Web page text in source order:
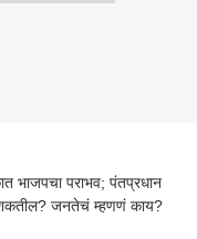
भाजपचा पराभव; पंतप्रधान
जनतेचं म्हणणं काय?